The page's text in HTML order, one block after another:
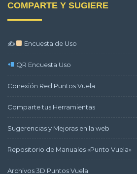
COMPARTE Y SUGIERE
✍ Encuesta de Uso
QR Encuesta Uso
Conexión Red Puntos Vuela
Comparte tus Herramientas
Sugerencias y Mejoras en la web
Repositorio de Manuales «Punto Vuela»
Archivos 3D Puntos Vuela